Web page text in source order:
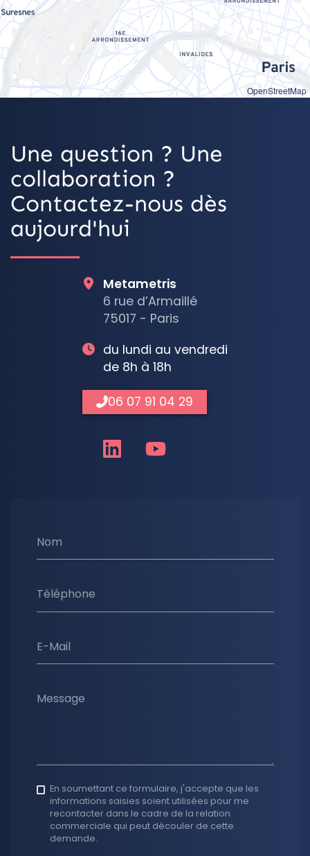
OpenStreetMap
Une question ? Une
collaboration ?
Contactez-nous dès
aujourd'hui
Nom
Téléphone
E-Mail
Message
En soumettant ce formulaire, j'accepte que les
informations saisies soient utilisées pour me
recontacter dans le cadre de la relation
commerciale qui peut découler de cette
demande.
Metametris
6 rue d’Armaillé
75017 - Paris
du lundi au vendredi
de 8h à 18h
06 07 91 04 29